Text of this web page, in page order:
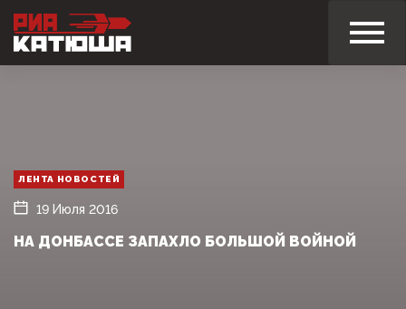
ЛЕНТА НОВОСТЕЙ
19 Июля 2016
НА ДОНБАССЕ ЗАПАХЛО БОЛЬШОЙ ВОЙНОЙ